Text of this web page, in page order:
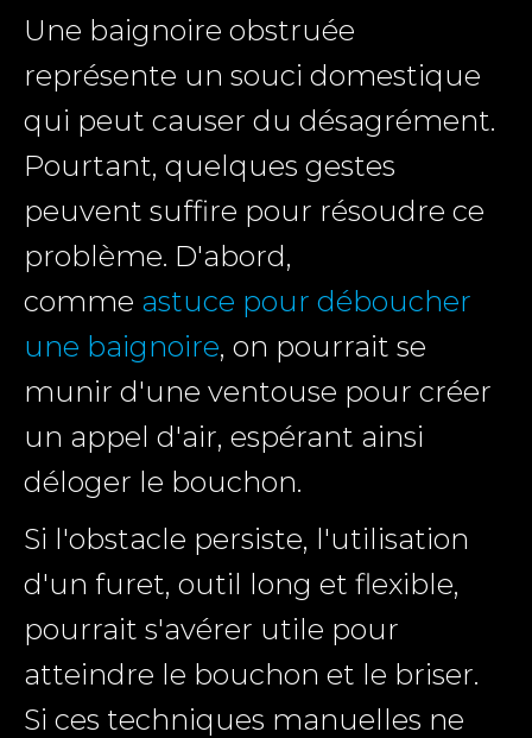
Une baignoire obstruée
représente un souci domestique
qui peut causer du désagrément.
Pourtant, quelques gestes
peuvent suffire pour résoudre ce
problème. D'abord,
comme astuce pour déboucher
une baignoire, on pourrait se
munir d'une ventouse pour créer
un appel d'air, espérant ainsi
déloger le bouchon.
Si l'obstacle persiste, l'utilisation
d'un furet, outil long et flexible,
pourrait s'avérer utile pour
atteindre le bouchon et le briser.
Si ces techniques manuelles ne